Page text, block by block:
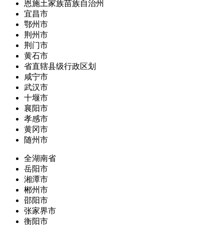
恩施土家族苗族自治州
宜昌市
鄂州市
荆州市
荆门市
黄石市
省直辖县级行政区划
咸宁市
武汉市
十堰市
襄阳市
孝感市
黄冈市
随州市
全湖南省
岳阳市
湘潭市
郴州市
邵阳市
张家界市
衡阳市